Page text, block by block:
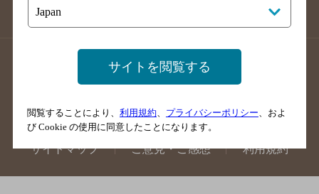
店舗登録方法のご案内
店舗情報更新方法のご案内
掲載店舗様ログイン
サイトマップ ご意見・ご感想 利用規約
サイトを閲覧する
閲覧することにより、 利用規約 プライバシーポリシー 、およ
び Cookie の使用に同意したことになります。